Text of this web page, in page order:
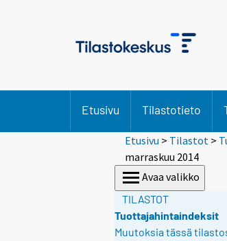
Etusivu Tilastotieto
Etusivu > Tilastot >
marraskuu 2014
Avaa valikko
TILASTOT
Tuottajahintaindeksit
Muutoksia tässä